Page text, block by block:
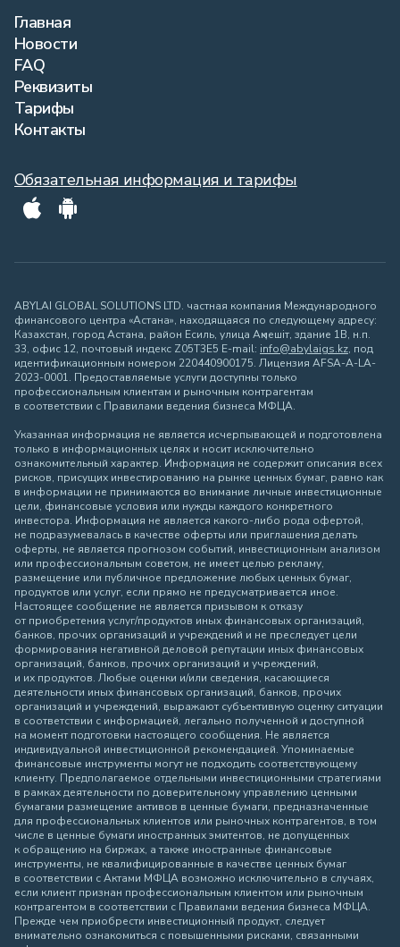
Главная
Новости
FAQ
Реквизиты
Тарифы
Контакты
Обязательная информация и тарифы
ABYLAI GLOBAL SOLUTIONS LTD. частная компания Международного
финансового центра «Астана», находящаяся по следующему адресу:
Казахстан, город Астана, район Есиль, улица Ақмешіт, здание 1В, н.п.
33, офис 12, почтовый индекс Z05T3E5 E-mail: info@abylaigs.kz, под
идентификационным номером 220440900175. Лицензия AFSA-A-LA-
2023-0001. Предоставляемые услуги доступны только
профессиональным клиентам и рыночным контрагентам
в соответствии с Правилами ведения бизнеса МФЦА.
Указанная информация не является исчерпывающей и подготовлена
только в информационных целях и носит исключительно
ознакомительный характер. Информация не содержит описания всех
рисков, присущих инвестированию на рынке ценных бумаг, равно как
в информации не принимаются во внимание личные инвестиционные
цели, финансовые условия или нужды каждого конкретного
инвестора. Информация не является какого-либо рода офертой,
не подразумевалась в качестве оферты или приглашения делать
оферты, не является прогнозом событий, инвестиционным анализом
или профессиональным советом, не имеет целью рекламу,
размещение или публичное предложение любых ценных бумаг,
продуктов или услуг, если прямо не предусматривается иное.
Настоящее сообщение не является призывом к отказу
от приобретения услуг/продуктов иных финансовых организаций,
банков, прочих организаций и учреждений и не преследует цели
формирования негативной деловой репутации иных финансовых
организаций, банков, прочих организаций и учреждений,
и их продуктов. Любые оценки и/или сведения, касающиеся
деятельности иных финансовых организаций, банков, прочих
организаций и учреждений, выражают субъективную оценку ситуации
в соответствии с информацией, легально полученной и доступной
на момент подготовки настоящего сообщения. Не является
индивидуальной инвестиционной рекомендацией. Упоминаемые
финансовые инструменты могут не подходить соответствующему
клиенту. Предполагаемое отдельными инвестиционными стратегиями
в рамках деятельности по доверительному управлению ценными
бумагами размещение активов в ценные бумаги, предназначенные
для профессиональных клиентов или рыночных контрагентов, в том
числе в ценные бумаги иностранных эмитентов, не допущенных
к обращению на биржах, а также иностранные финансовые
инструменты, не квалифицированные в качестве ценных бумаг
в соответствии с Актами МФЦА возможно исключительно в случаях,
если клиент признан профессиональным клиентом или рыночным
контрагентом в соответствии с Правилами ведения бизнеса МФЦА.
Прежде чем приобрести инвестиционный продукт, следует
внимательно ознакомиться с повышенными рисками, связанными